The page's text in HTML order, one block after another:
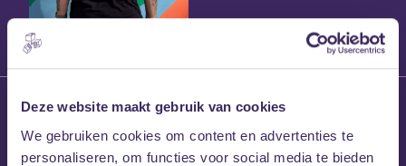
Deze website maakt gebruik van cookies
We gebruiken cookies om content en advertenties te
personaliseren, om functies voor social media te bieden
27 maart 2026
Willem’s Blog:
Frans Kalf